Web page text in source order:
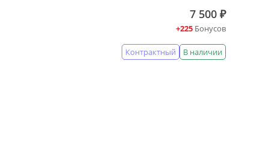
7 500 ₽
+225Бонусов
В наличии
Контрактный